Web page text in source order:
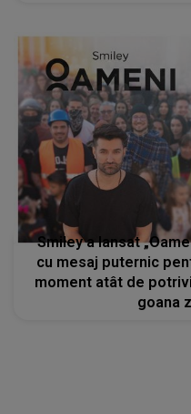
Smiley a lansat
cu mesaj puternic
moment atât de
goana